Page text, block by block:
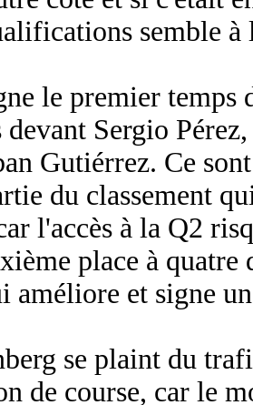
semble
le premier temps
Sergio
Gutiérrez. Ce
du classement
l'accès à la Q2
place à
améliore et signe
se plaint du
de course, car le